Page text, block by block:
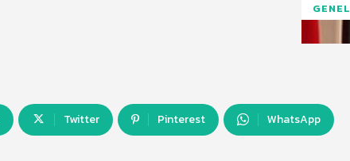
GENEL
Twitter Pinterest WhatsApp